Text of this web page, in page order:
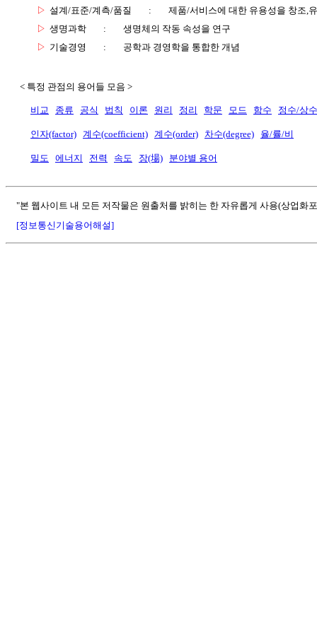
▷ 설계/표준/계측/품질 :
제품/서비스에 대한 유용성을 창조,
▷ 생명과학 :
생명체의 작동 속성을 연구
▷ 기술경영 : 공학과 경영학을 통합한 개념
< 특정 관점의 용어들 모음 >
비교 종류 공식 법칙 이론 원리 정리 학문 모드 함수 정수/상수
인자(factor) 계수(coefficient) 계수(order) 차수(degree) 율/률/비
밀도 에너지 전력 속도 장(場) 분야별 용어
"본 웹사이트 내 모든 저작물은 원출처를 밝히는 한 자유롭게 사용(상업화
[정보통신기술용어해설]